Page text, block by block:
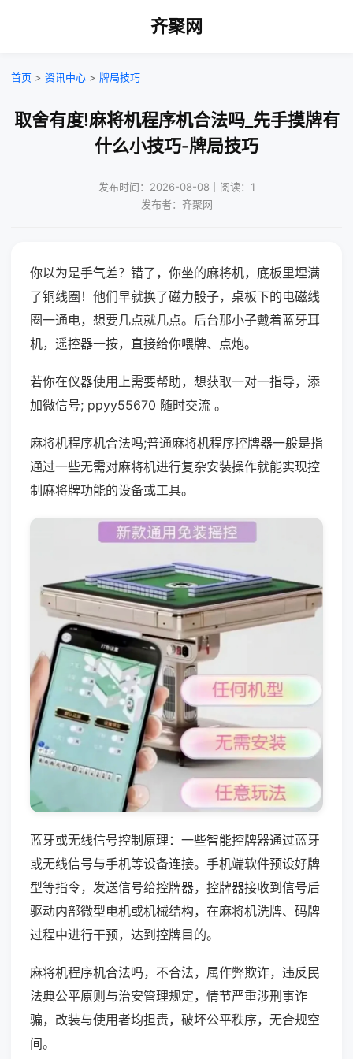
齐聚网
首页 > 资讯中心 > 牌局技巧
取舍有度!麻将机程序机合法吗_先手摸牌有
什么小技巧-牌局技巧
发布时间：2026-08-08｜阅读：1
发布者：齐聚网
你以为是手气差？错了，你坐的麻将机，底板里埋满
了铜线圈！他们早就换了磁力骰子，桌板下的电磁线
圈一通电，想要几点就几点。后台那小子戴着蓝牙耳
机，遥控器一按，直接给你喂牌、点炮。
若你在仪器使用上需要帮助，想获取一对一指导，添
加微信号; ppyy55670 随时交流 。
麻将机程序机合法吗;普通麻将机程序控牌器一般是指
通过一些无需对麻将机进行复杂安装操作就能实现控
制麻将牌功能的设备或工具。
蓝牙或无线信号控制原理：一些智能控牌器通过蓝牙
或无线信号与手机等设备连接。手机端软件预设好牌
型等指令，发送信号给控牌器，控牌器接收到信号后
驱动内部微型电机或机械结构，在麻将机洗牌、码牌
过程中进行干预，达到控牌目的。
麻将机程序机合法吗，不合法，属作弊欺诈，违反民
法典公平原则与治安管理规定，情节严重涉刑事诈
骗，改装与使用者均担责，破坏公平秩序，无合规空
间。